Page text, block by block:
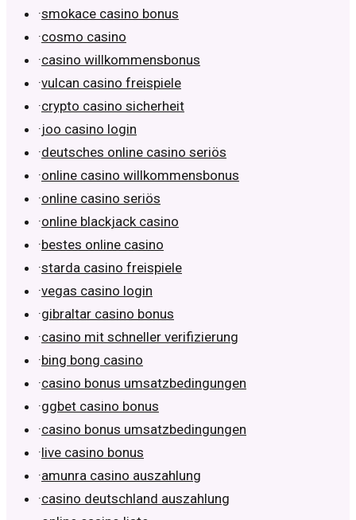
·smokace casino bonus
·cosmo casino
·casino willkommensbonus
·vulcan casino freispiele
·crypto casino sicherheit
·joo casino login
·deutsches online casino seriös
·online casino willkommensbonus
·online casino seriös
·online blackjack casino
·bestes online casino
·starda casino freispiele
·vegas casino login
·gibraltar casino bonus
·casino mit schneller verifizierung
·bing bong casino
·casino bonus umsatzbedingungen
·ggbet casino bonus
·casino bonus umsatzbedingungen
·live casino bonus
·amunra casino auszahlung
·casino deutschland auszahlung